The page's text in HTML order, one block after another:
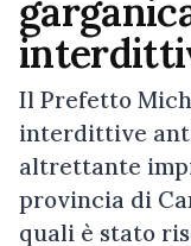
Il Prefetto
interdittive
altrettante
provincia di
quali è stato